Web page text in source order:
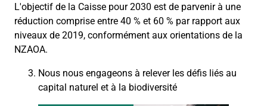
L'objectif de la Caisse pour 2030 est de parvenir à une
réduction comprise entre 40 % et 60 % par rapport aux
niveaux de 2019, conformément aux orientations de la
NZAOA.
Nous nous engageons à relever les défis liés au
capital naturel et à la biodiversité